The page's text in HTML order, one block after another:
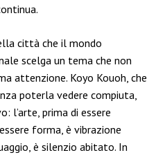
città che il mondo
scelga un tema che non
attenzione. Koyo Kouoh, che
poterla vedere compiuta,
l’arte, prima di essere
forma, è vibrazione
è silenzio abitato. In